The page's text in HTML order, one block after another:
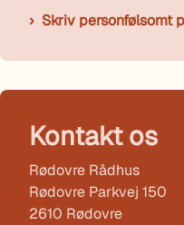
Skriv personfølsomt
Kontakt os
Rødovre Rådhus
Rødovre Parkvej 150
2610 Rødovre